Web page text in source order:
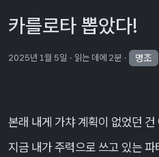
카를로타 뽑았다!
2025년 1월 5일 읽는 데에 2분 명조
본래 내게 가챠 계획이 없었던 건
지금 내가 주력으로 쓰고 있는